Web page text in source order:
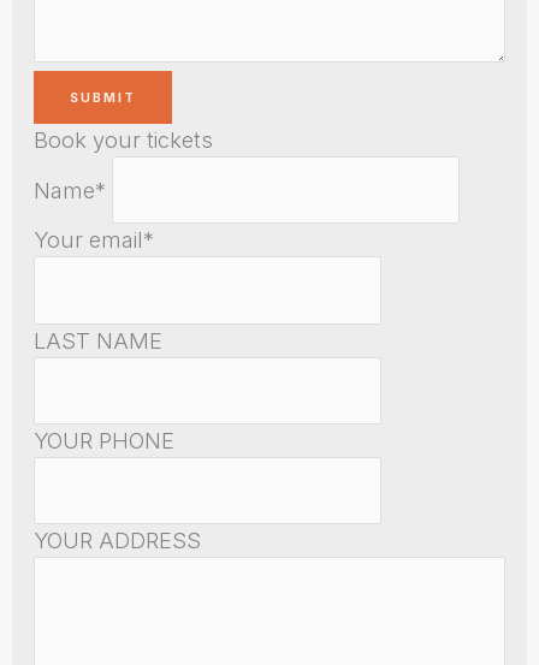
Book your tickets
Name*
Your email*
LAST NAME
YOUR PHONE
YOUR ADDRESS